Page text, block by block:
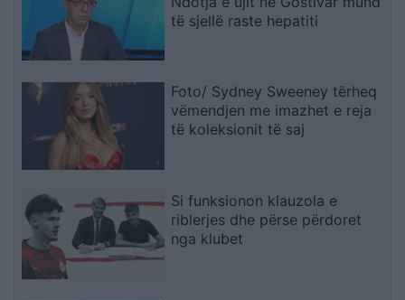
të sjellë raste hepatiti
Foto/ Sydney Sweeney tërheq
vëmendjen me imazhet e reja
të koleksionit të saj
Si funksionon klauzola e
riblerjes dhe përse përdoret
nga klubet